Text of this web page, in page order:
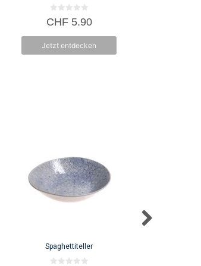
0
v
5
CHF5.90
Jetzt entdecken
Spaghettiteller